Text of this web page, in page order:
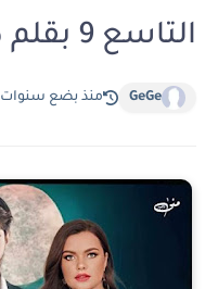
التاسع 9 بقلم ديانا ماريا
GeGe منذ بضع سنوات